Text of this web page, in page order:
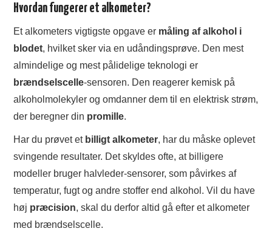
Hvordan fungerer et alkometer?
Et alkometers vigtigste opgave er måling af alkohol i
blodet, hvilket sker via en udåndingsprøve. Den mest
almindelige og mest pålidelige teknologi er
brændselscelle-sensoren. Den reagerer kemisk på
alkoholmolekyler og omdanner dem til en elektrisk strøm,
der beregner din promille.
Har du prøvet et billigt alkometer, har du måske oplevet
svingende resultater. Det skyldes ofte, at billigere
modeller bruger halvleder-sensorer, som påvirkes af
temperatur, fugt og andre stoffer end alkohol. Vil du have
høj præcision, skal du derfor altid gå efter et alkometer
med brændselscelle.